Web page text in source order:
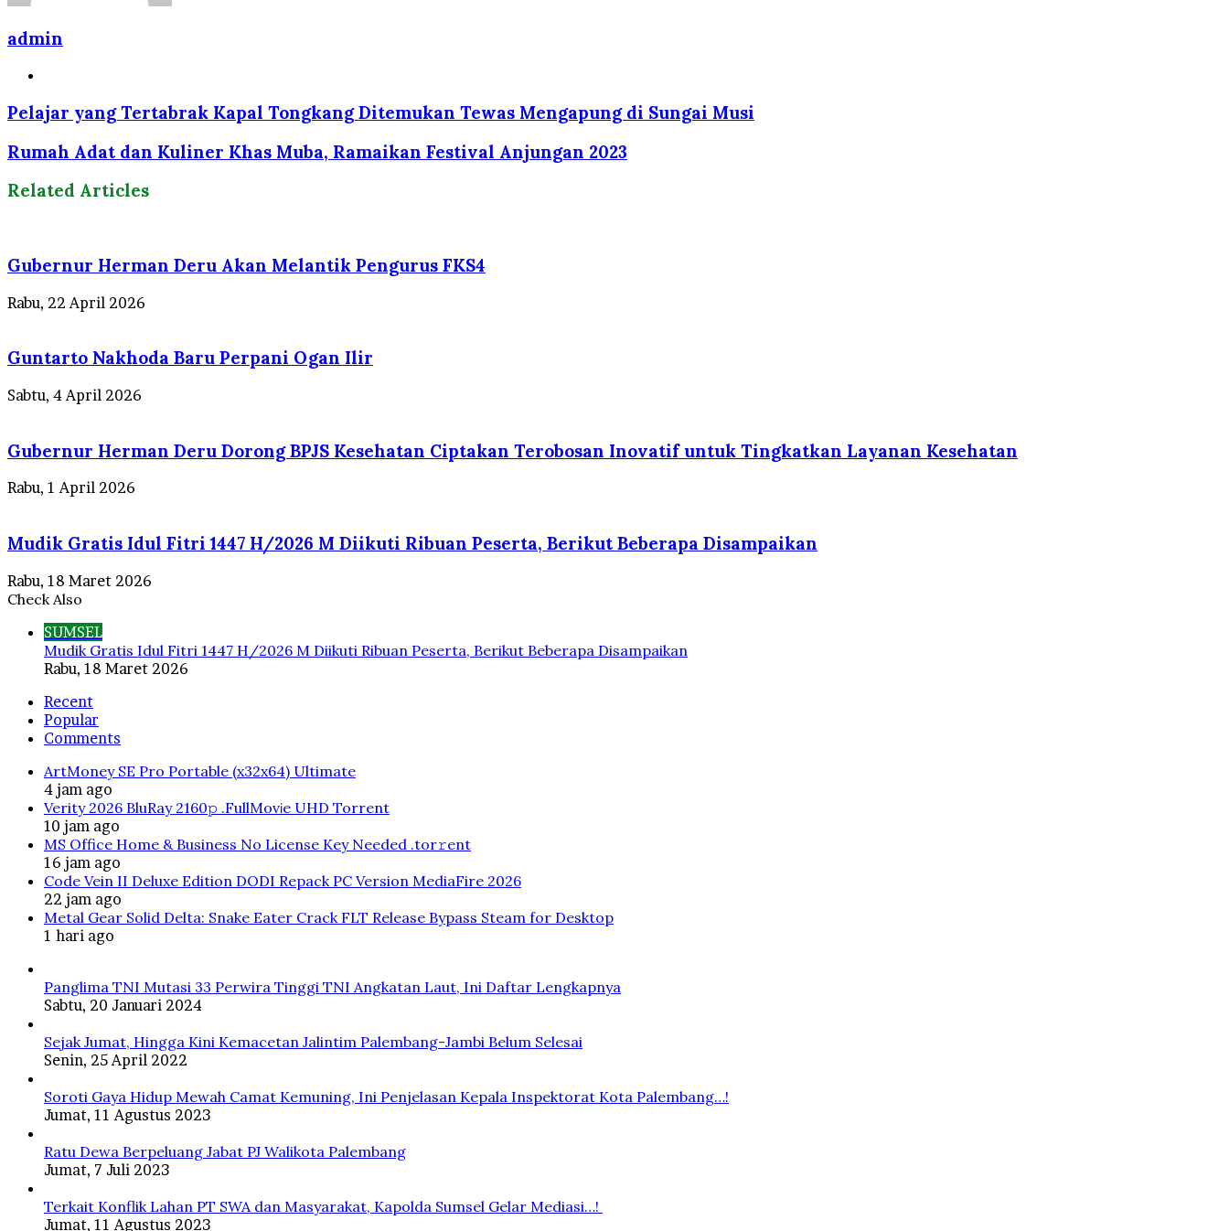
admin
Pelajar yang Tertabrak Kapal Tongkang Ditemukan Tewas Mengapung di Sungai Musi
Rumah Adat dan Kuliner Khas Muba, Ramaikan Festival Anjungan 2023
Related Articles
Gubernur Herman Deru Akan Melantik Pengurus FKS4
Rabu, 22 April 2026
Guntarto Nakhoda Baru Perpani Ogan Ilir
Sabtu, 4 April 2026
Gubernur Herman Deru Dorong BPJS Kesehatan Ciptakan Terobosan Inovatif untuk Tingkatkan Layanan Kesehatan
Rabu, 1 April 2026
Mudik Gratis Idul Fitri 1447 H/2026 M Diikuti Ribuan Peserta, Berikut Beberapa Disampaikan
Rabu, 18 Maret 2026
Check Also
SUMSEL
Mudik Gratis Idul Fitri 1447 H/2026 M Diikuti Ribuan Peserta, Berikut Beberapa Disampaikan
Rabu, 18 Maret 2026
Recent
Popular
Comments
ArtMoney SE Pro Portable (x32x64) Ultimate
4 jam ago
Verity 2026 BluRay 2160𝚙 .FullMov𝗂e UHD Torrent
10 jam ago
MS Office Home & Business No License Key Needed .tоr𝚛еnt
16 jam ago
Code Vein II Deluxe Edition DODI Repack PC Version MediaFire 2026
22 jam ago
Metal Gear Solid Delta: Snake Eater Crack FLT Release Bypass Steam for Desktop
1 hari ago
Panglima TNI Mutasi 33 Perwira Tinggi TNI Angkatan Laut, Ini Daftar Lengkapnya
Sabtu, 20 Januari 2024
Sejak Jumat, Hingga Kini Kemacetan Jalintim Palembang-Jambi Belum Selesai
Senin, 25 April 2022
Soroti Gaya Hidup Mewah Camat Kemuning, Ini Penjelasan Kepala Inspektorat Kota Palembang…!
Jumat, 11 Agustus 2023
Ratu Dewa Berpeluang Jabat PJ Walikota Palembang
Jumat, 7 Juli 2023
Terkait Konflik Lahan PT SWA dan Masyarakat, Kapolda Sumsel Gelar Mediasi…!
Jumat, 11 Agustus 2023